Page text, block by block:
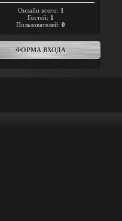
Онлайн всего: 1
Гостей: 1
Пользователей: 0
ФОРМА ВХОДА